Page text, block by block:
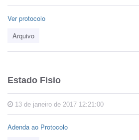
Ver protocolo
Arquivo
Estado Fisio
13 de janeiro de 2017 12:21:00
Adenda ao Protocolo